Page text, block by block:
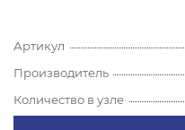
Артикул
Производитель
Количество в узле